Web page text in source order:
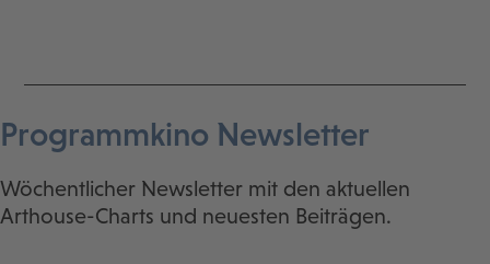
Programmkino Newsletter
Wöchentlicher Newsletter mit den aktuellen
Arthouse-Charts und neuesten Beiträgen.